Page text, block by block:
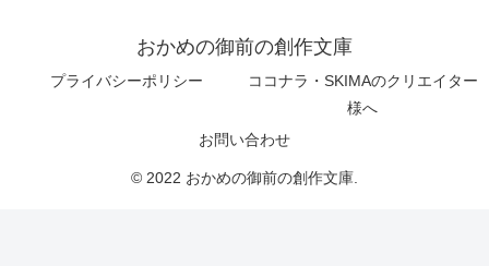
おかめの御前の創作文庫
プライバシーポリシー
ココナラ・SKIMAのクリエイター
様へ
お問い合わせ
© 2022 おかめの御前の創作文庫.